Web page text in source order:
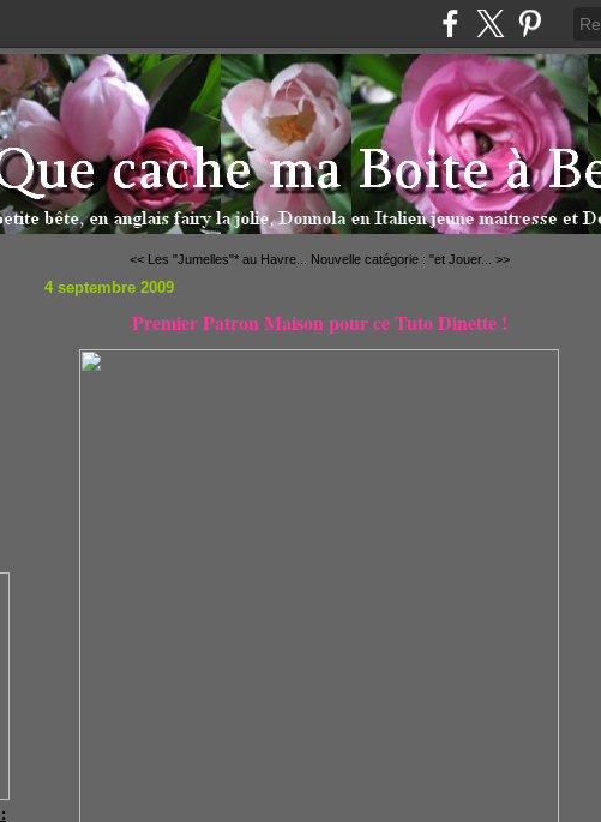
<< Les "Jumelles"* au Havre... Nouvelle catégorie : "et Jouer... >>
4 septembre 2009
Premier Patron Maison pour ce Tuto Dinette !